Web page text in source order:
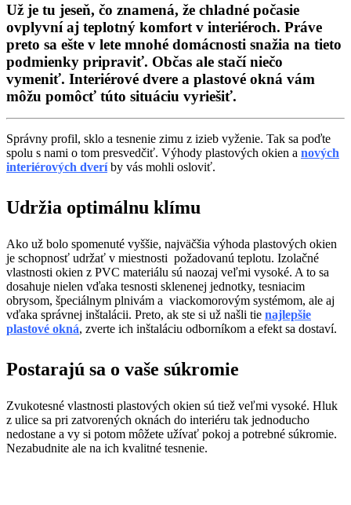
Už je tu jeseň, čo znamená, že chladné počasie
ovplyvní aj teplotný komfort v interiéroch. Práve
preto sa ešte v lete mnohé domácnosti snažia na tieto
podmienky pripraviť. Občas ale stačí niečo
vymeniť. Interiérové dvere a plastové okná vám
môžu pomôcť túto situáciu vyriešiť.
Správny profil, sklo a tesnenie zimu z izieb vyženie. Tak sa poďte
spolu s nami o tom presvedčiť. Výhody plastových okien a nových
interiérových dverí by vás mohli osloviť.
Udržia optimálnu klímu
Ako už bolo spomenuté vyššie, najväčšia výhoda plastových okien
je schopnosť udržať v miestnosti požadovanú teplotu. Izolačné
vlastnosti okien z PVC materiálu sú naozaj veľmi vysoké. A to sa
dosahuje nielen vďaka tesnosti sklenenej jednotky, tesniacim
obrysom, špeciálnym plnivám a viackomorovým systémom, ale aj
vďaka správnej inštalácii. Preto, ak ste si už našli tie najlepšie
plastové okná, zverte ich inštaláciu odborníkom a efekt sa dostaví.
Postarajú sa o vaše súkromie
Zvukotesné vlastnosti plastových okien sú tiež veľmi vysoké. Hluk
z ulice sa pri zatvorených oknách do interiéru tak jednoducho
nedostane a vy si potom môžete užívať pokoj a potrebné súkromie.
Nezabudnite ale na ich kvalitné tesnenie.